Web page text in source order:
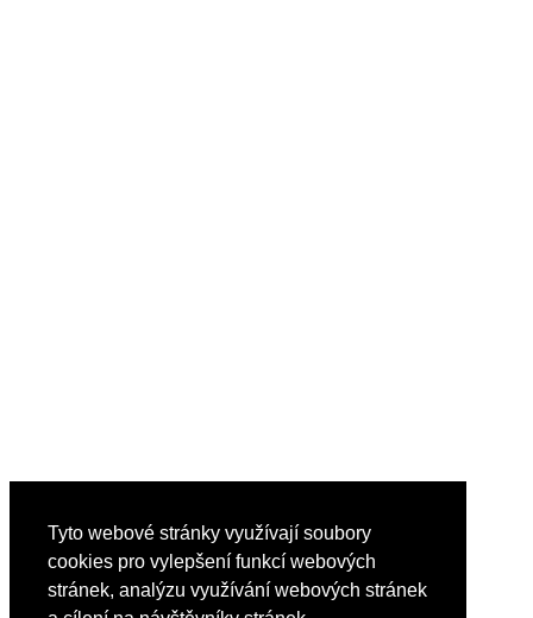
Tyto webové stránky využívají soubory
cookies pro vylepšení funkcí webových
stránek, analýzu využívání webových stránek